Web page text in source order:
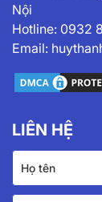
Nội
Hotline: 0932
Email:
LIÊN HỆ